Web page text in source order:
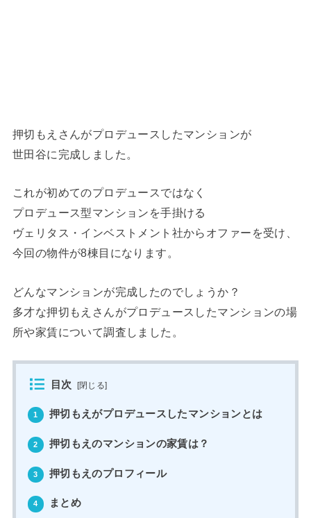
押切もえさんがプロデュースしたマンションが
世田谷に完成しました。
これが初めてのプロデュースではなく
プロデュース型マンションを手掛ける
ヴェリタス・インベストメント社からオファーを受け、
今回の物件が8棟目になります。
どんなマンションが完成したのでしょうか？
多才な押切もえさんがプロデュースしたマンションの場
所や家賃について調査しました。
目次 [閉じる]
1 押切もえがプロデュースしたマンションとは
2 押切もえのマンションの家賃は？
3 押切もえのプロフィール
4 まとめ